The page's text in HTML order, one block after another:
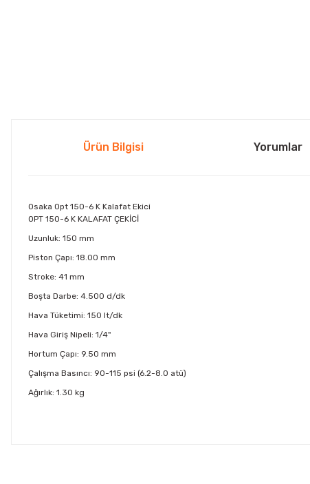
Ürün Bilgisi Yorumlar
Osaka Opt 150-6 K Kalafat Ekici
OPT 150-6 K KALAFAT ÇEKİCİ
Uzunluk: 150 mm
Piston Çapı: 18.00 mm
Stroke: 41 mm
Boşta Darbe: 4.500 d/dk
Hava Tüketimi: 150 lt/dk
Hava Giriş Nipeli: 1/4"
Hortum Çapı: 9.50 mm
Çalışma Basıncı: 90-115 psi (6.2-8.0 atü)
Ağırlık: 1.30 kg